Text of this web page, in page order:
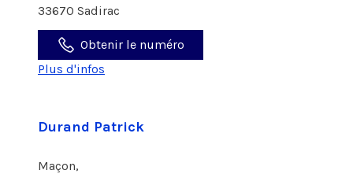
33670 Sadirac
Obtenir le numéro
Plus d'infos
Durand Patrick
Maçon,